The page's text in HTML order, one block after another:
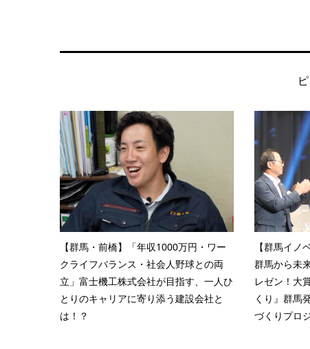
【群馬・前橋】「年収1000万円・ワー
クライフバランス・社会人野球との両
立」富士機工株式会社が目指す、一人ひ
とりのキャリアに寄り添う建設会社と
は！？
【群馬イノ
群馬から未
レゼン！大
くり』群馬
づくりプロ